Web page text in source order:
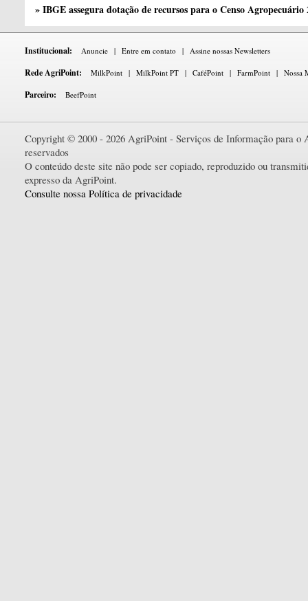
» IBGE assegura dotação de recursos para o Censo Agropecuário
Institucional: Anuncie | Entre em contato | Assine nossas Newsletters
Rede AgriPoint: MilkPoint | MilkPoint PT | CaféPoint | FarmPoint | Nossa
Parceiro: BeefPoint
Copyright © 2000 - 2026 AgriPoint - Serviços de Informação para o
reservados
O conteúdo deste site não pode ser copiado, reproduzido ou
expresso da AgriPoint.
Consulte nossa Política de privacidade